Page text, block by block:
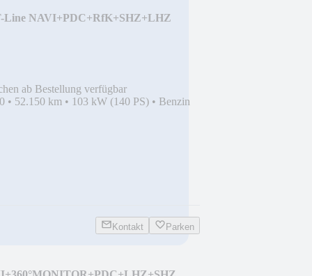
Line NAVI+PDC+RfK+SHZ+LHZ
ab Bestellung verfügbar
• 52.150 km • 103 kW (140 PS) • Benzin
Kontakt Parken